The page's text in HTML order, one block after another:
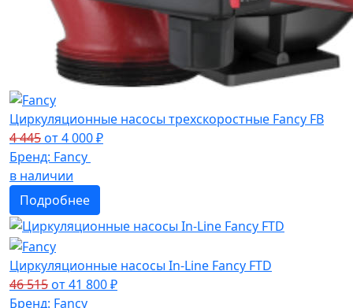
Циркуляционные насосы трехскоростные Fancy FB
4 445от4 000₽
Бренд: Fancy
в наличии
Подробнее
Циркуляционные насосы In-Line Fancy FTD
46 515от41 800₽
Бренд: Fancy